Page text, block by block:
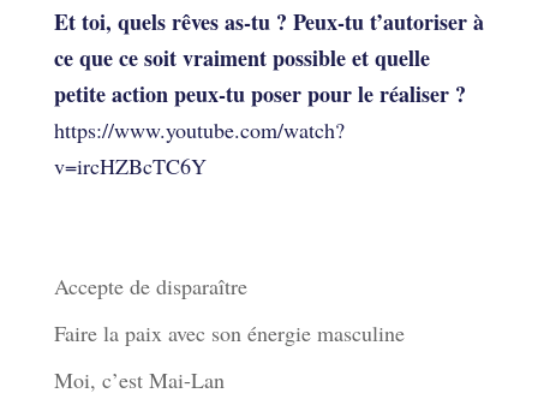
Et toi, quels rêves as-tu ? Peux-tu t’autoriser à
ce que ce soit vraiment possible et quelle
petite action peux-tu poser pour le réaliser ?
https://www.youtube.com/watch?
v=ircHZBcTC6Y
Accepte de disparaître
Faire la paix avec son énergie masculine
Moi, c’est Mai-Lan